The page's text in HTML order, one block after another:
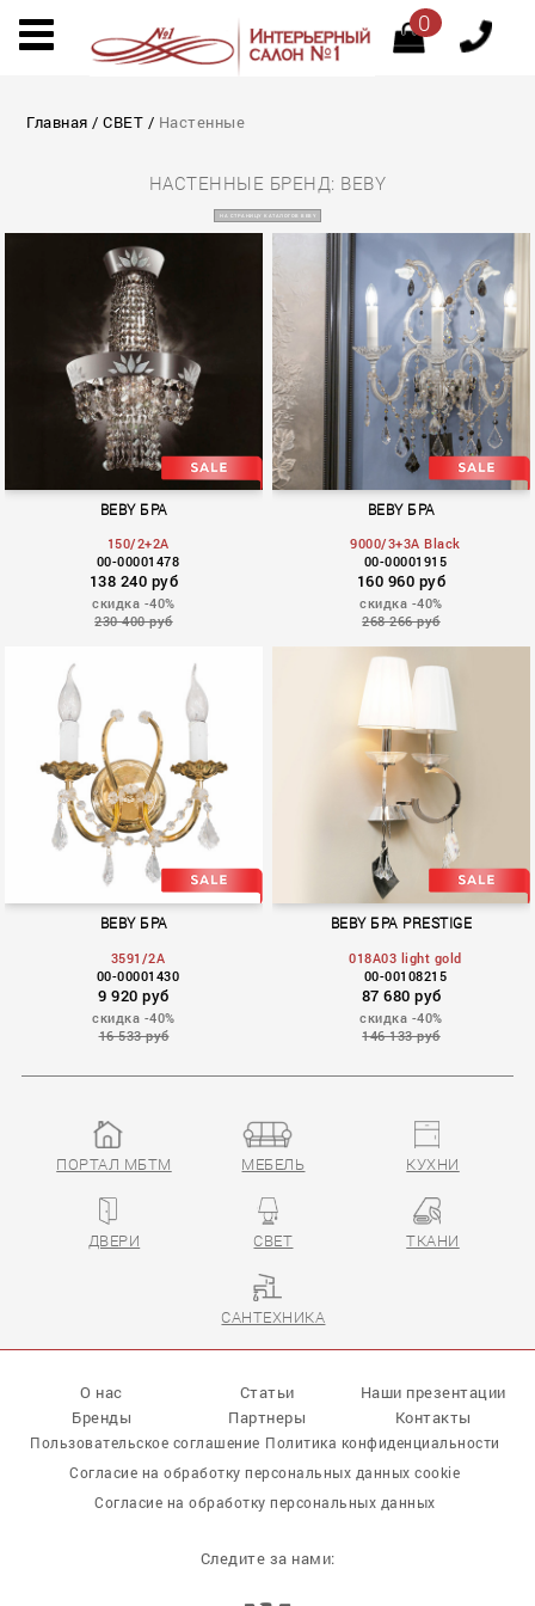
0
Главная /СВЕТ / Настенные
НАСТЕННЫЕ БРЕНД: BEBY
НА СТРАНИЦУ КАТАЛОГОВ BEBY
VELVET
BEBY БРА
150/2+2A
00-00001478
138 240 руб
скидка -40%
230 400 руб
QUEEN OF ROSES
BEBY БРА
9000/3+3A Black
00-00001915
160 960 руб
скидка -40%
268 266 руб
Collezioni
BEBY БРА
3591/2A
00-00001430
9 920 руб
скидка -40%
16 533 руб
BEBY БРА PRESTIGE
018A03 light gold
00-00108215
87 680 руб
скидка -40%
146 133 руб
ПОРТАЛ МБТМ МЕБЕЛЬ КУХНИ
ДВЕРИ СВЕТ ТКАНИ
САНТЕХНИКА
О нас Статьи
Наши презентации
Бренды
Партнеры Контакты
Пользовательское соглашение Политика конфиденциальности
Согласие на обработку персональных данных cookie
Согласие на обработку персональных данных
Следите за нами: